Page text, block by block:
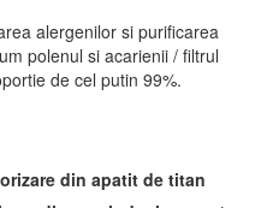
alergenilor si purificarea
polenul si acarienii / filtrul
de cel putin 99%.